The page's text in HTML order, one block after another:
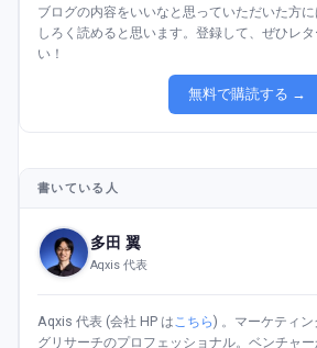
ブログの内容をいいなと思っていただいた方
しろく読めると思います。登録して、ぜひレ
い！
無料で購読する →
書いている人
多田 翼
Aqxis 代表
Aqxis 代表 (会社 HP はこちら) 。マーケティ
グリサーチのプロフェッショナル。ベンチャ